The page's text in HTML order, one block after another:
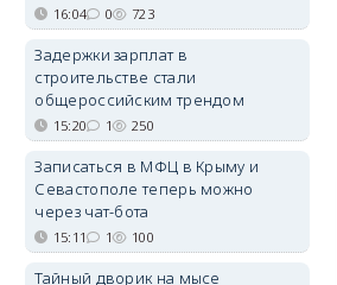
16:04 0 723
Задержки зарплат в
строительстве стали
общероссийским трендом
15:20 1 250
Записаться в МФЦ в Крыму и
Севастополе теперь можно
через чат-бота
15:11 1 100
Тайный дворик на мысе